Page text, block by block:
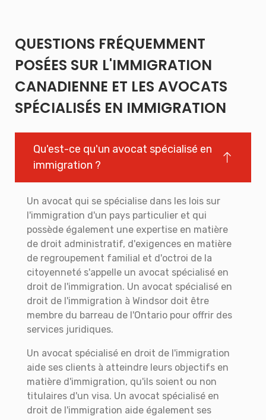
QUESTIONS FRÉQUEMMENT
POSÉES SUR L'IMMIGRATION
CANADIENNE ET LES AVOCATS
SPÉCIALISÉS EN IMMIGRATION
Qu'est-ce qu'un avocat spécialisé en
immigration ?
Un avocat qui se spécialise dans les lois sur
l'immigration d'un pays particulier et qui
possède également une expertise en matière
de droit administratif, d'exigences en matière
de regroupement familial et d'octroi de la
citoyenneté s'appelle un avocat spécialisé en
droit de l'immigration. Un avocat spécialisé en
droit de l'immigration à Windsor doit être
membre du barreau de l'Ontario pour offrir des
services juridiques.
Un avocat spécialisé en droit de l'immigration
aide ses clients à atteindre leurs objectifs en
matière d'immigration, qu'ils soient ou non
titulaires d'un visa. Un avocat spécialisé en
droit de l'immigration aide également ses